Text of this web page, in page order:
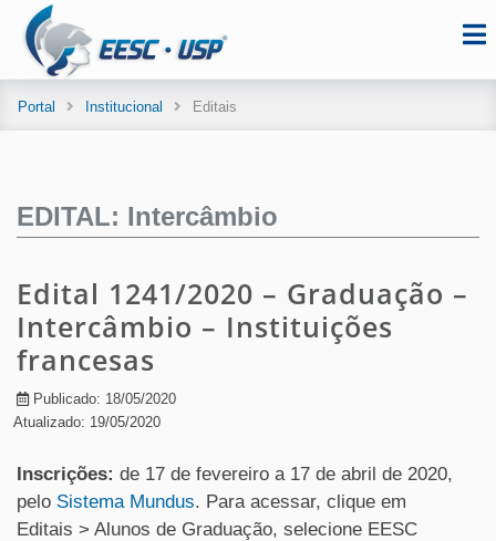
Portal Institucional Editais
EDITAL: Intercâmbio
Edital 1241/2020 – Graduação –
Intercâmbio – Instituições
francesas
Publicado: 18/05/2020
Atualizado: 19/05/2020
Inscrições: de 17 de fevereiro a 17 de abril de 2020,
pelo Sistema Mundus. Para acessar, clique em
Editais > Alunos de Graduação, selecione EESC